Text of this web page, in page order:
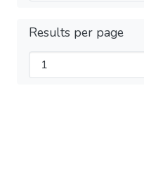
Results per page